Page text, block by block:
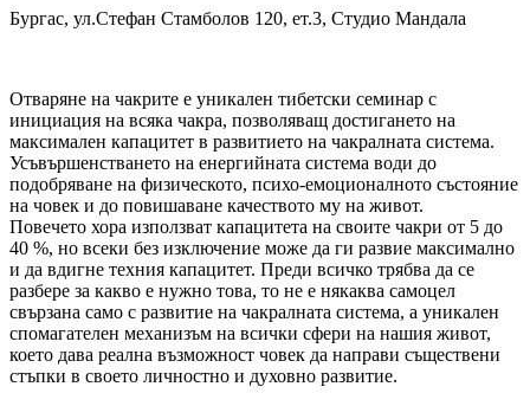
Бургас, ул.Стефан Стамболов 120, ет.3, Студио Мандала
Oтваряне на чакрите е уникален тибетски семинар с
инициация на всяка чакра, позволяващ достигането на
максимален капацитет в развитието на чакралната система.
Усъвършенстването на енергийната система води до
подобряване на физическото, психо-емоционалното състояние
на човек и до повишаване качеството му на живот.
Повечето хора използват капацитета на своите чакри от 5 до
40 %, но всеки без изключение може да ги развие максимално
и да вдигне техния капацитет. Преди всичко трябва да се
разбере за какво е нужно това, то не е някаква самоцел
свързана само с развитие на чакралната система, а уникален
спомагателен механизъм на всички сфери на нашия живот,
което дава реална възможност човек да направи съществени
стъпки в своето личностно и духовно развитие.